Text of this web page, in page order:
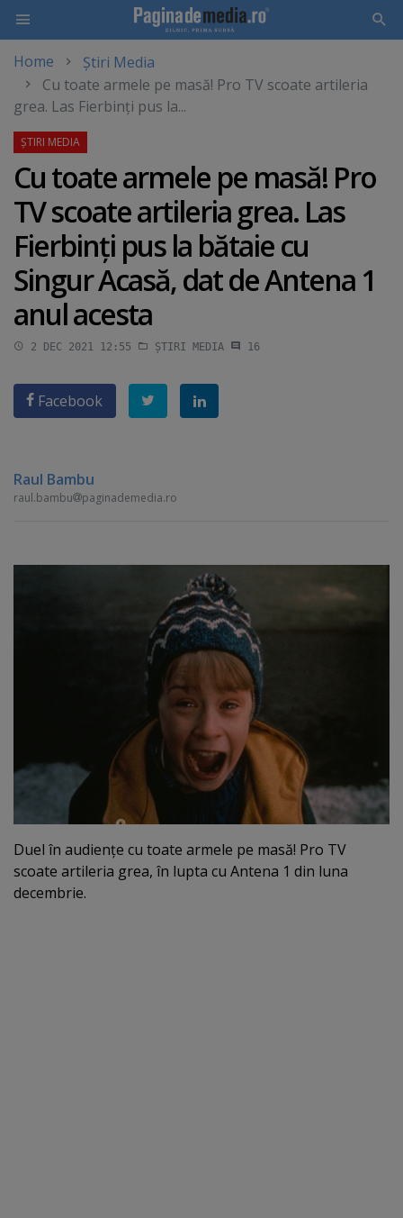
main
content
Home
Știri Media
Cu toate armele pe masă! Pro TV scoate artileria
grea. Las Fierbinţi pus la...
Cu toate armele pe masă! Pro
TV scoate artileria grea. Las
Fierbinţi pus la bătaie cu
Singur Acasă, dat de Antena 1
anul acesta
2 DEC 2021 12:55 ȘTIRI MEDIA 16
Facebook
Raul Bambu
raul.bambu paginademedia.ro
Duel în audienţe cu toate armele pe masă! Pro TV
scoate artileria grea, în lupta cu Antena 1 din luna
decembrie.